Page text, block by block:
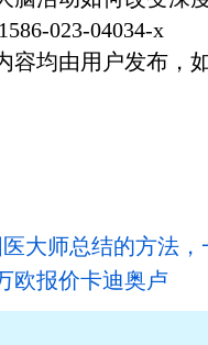
023-04034-x
容均由用户发布，
大师总结的方法，
欧报价卡迪奥卢